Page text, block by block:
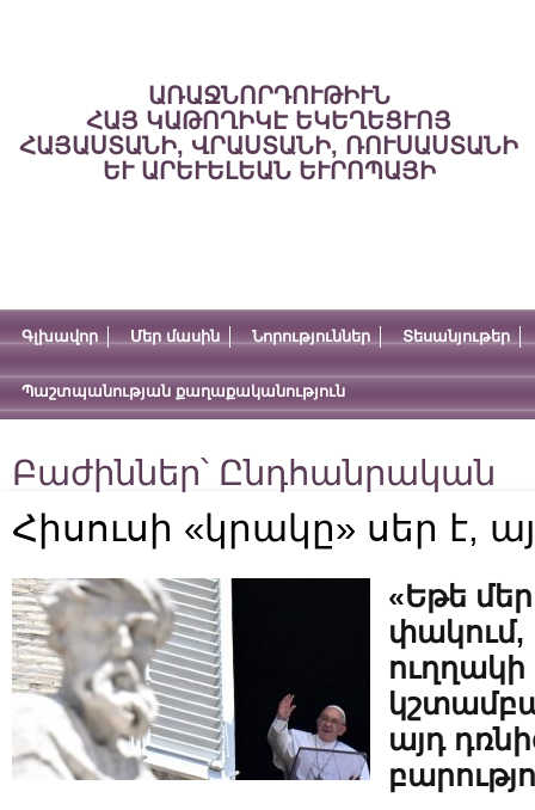
ԱՌԱՋՆՈՐԴՈՒԹԻՒՆ
ՀԱՅ ԿԱԹՈՂԻԿԷ ԵԿԵՂԵՑՒՈՅ
ՀԱՅԱՍՏԱՆԻ, ՎՐԱՍՏԱՆԻ, ՌՈՒՍԱՍՏԱՆԻ
ԵՒ ԱՐԵՒԵԼԵԱՆ ԵՒՐՈՊԱՅԻ
Գլխավոր Մեր մասին Նորություններ Տեսանյութեր
Պաշտպանության քաղաքականություն
Բաժիններ՝ Ընդհանրական
Հիսուսի «կրակը» սեր է,
«Եթե
այդ